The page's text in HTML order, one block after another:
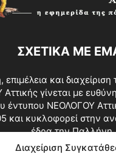
Διαχείριση
ΣΧΕΤΙΚΑ ΜΕ
και
γίνεται με
έντυπου ΝΕΟΛΟΓΟΥ
και κυκλοφορεί στην
έδρα την Παλλήνη.